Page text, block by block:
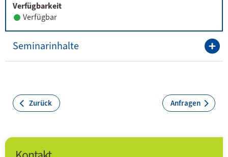
Verfügbarkeit
Verfügbar
Seminarinhalte
Zurück Anfragen